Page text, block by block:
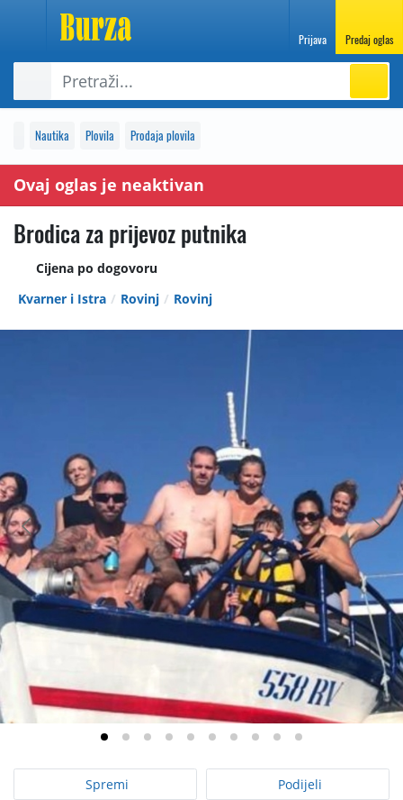
Prijava Predaj oglas
Nautika Plovila Prodaja plovila
Ovaj oglas je neaktivan
Brodica za prijevoz putnika
Cijena po dogovoru
Kvarner i Istra
Rovinj Rovinj
Spremi Podijeli